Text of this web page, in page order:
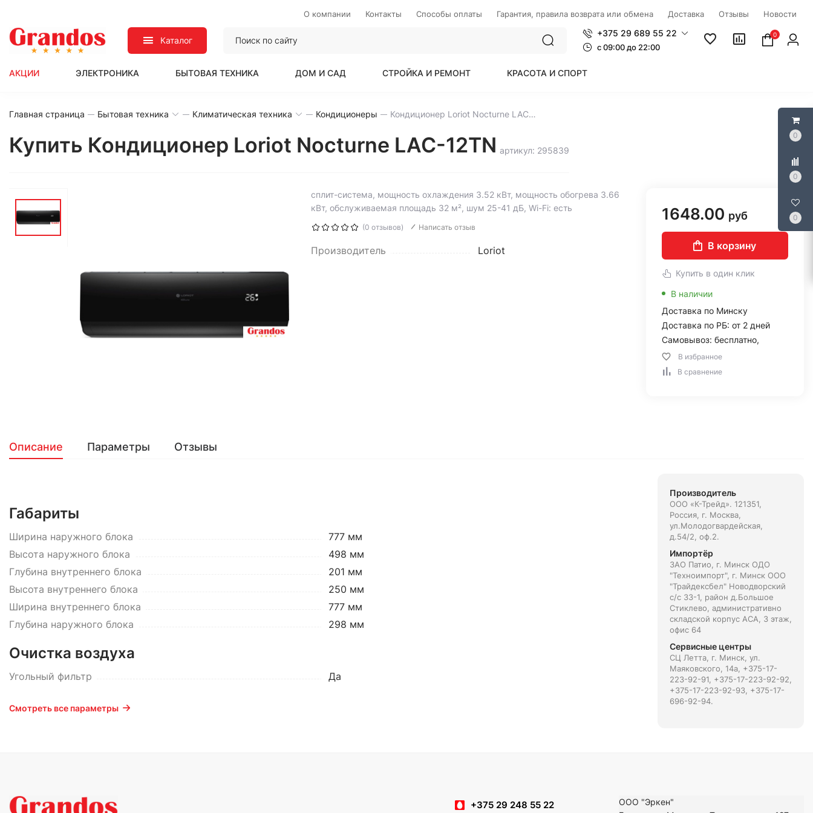
0
0
0
О компании Контакты Способы оплаты Гарантия, правила возврата или обмена Доставка Отзывы Новости
Каталог
+375 29 689 55 22
c 09:00 до 22:00
0
АКЦИИ ЭЛЕКТРОНИКА БЫТОВАЯ ТЕХНИКА ДОМ И САД СТРОЙКА И РЕМОНТ КРАСОТА И СПОРТ
Главная страница Бытовая техника Климатическая техника Кондиционеры Кондиционер Loriot Nocturne LAC-12TN
Купить Кондиционер Loriot Nocturne LAC-12TN артикул: 295839
сплит-система, мощность охлаждения 3.52 кВт, мощность обогрева 3.66
кВт, обслуживаемая площадь 32 м², шум 25-41 дБ, Wi-Fi: есть
(0 отзывов) Написать отзыв
Производитель Loriot
1648.00 руб
В корзину
Купить в один клик
В наличии
Доставка по Минску
Доставка по РБ: от 2 дней
Самовывоз: бесплатно,
В избранное
В сравнение
Описание Параметры Отзывы
Габариты
Ширина наружного блока
777 мм
Высота наружного блока
498 мм
Глубина внутреннего блока
201 мм
Высота внутреннего блока
250 мм
Ширина внутреннего блока
777 мм
Глубина наружного блока
298 мм
Очистка воздуха
Угольный фильтр Да
Смотреть все параметры
Производитель
ООО «К-Трейд». 121351,
Россия, г. Москва,
ул.Молодогвардейская,
д.54/2, оф.2.
Импортёр
ЗАО Патио, г. Минск ОДО
"Техноимпорт", г. Минск ООО
"Трайдексбел" Новодворский
с/с 33-1, район д.Большое
Стиклево, административно
складской корпус АСА, 3 этаж,
офис 64
Сервисные центры
СЦ Летта, г. Минск, ул.
Маяковского, 14а, +375-17-
223-92-91, +375-17-223-92-92,
+375-17-223-92-93, +375-17-
696-92-94.
+375 29 248 55 22
ООО "Эркен"